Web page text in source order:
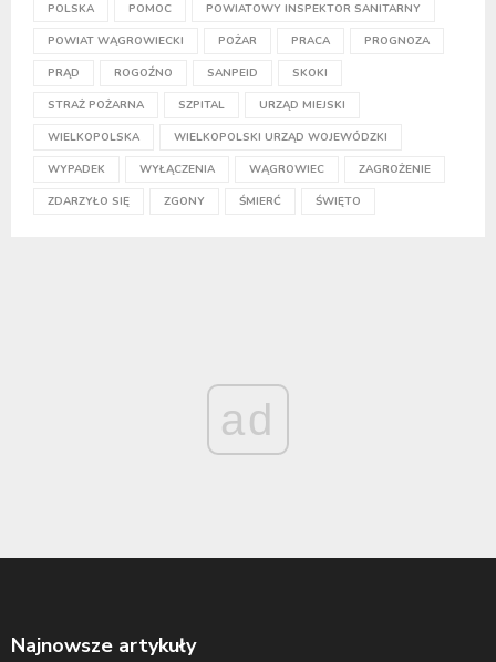
POLSKA POMOC POWIATOWY INSPEKTOR SANITARNY
POWIAT WĄGROWIECKI POŻAR PRACA PROGNOZA
PRĄD ROGOŹNO SANPEID SKOKI
STRAŻ POŻARNA SZPITAL URZĄD MIEJSKI
WIELKOPOLSKA WIELKOPOLSKI URZĄD WOJEWÓDZKI
WYPADEK WYŁĄCZENIA WĄGROWIEC ZAGROŻENIE
ZDARZYŁO SIĘ ZGONY ŚMIERĆ ŚWIĘTO
ad
Najnowsze artykuły